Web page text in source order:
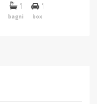
1
bagni
1
box